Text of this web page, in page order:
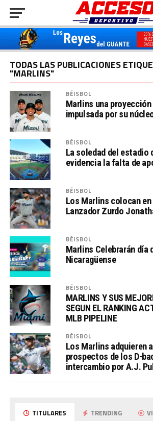
TODAS LAS PUBLICACIONES
"MARLINS"
BÉISBOL
Marlins una
impulsada por su
BÉISBOL
La soledad del estadio
evidencia la falta de
BÉISBOL
Los Marlins colocan
Lanzador Zurdo
BÉISBOL
Marlins Celebrarán día
Nicaragüense
BÉISBOL
MARLINS Y SUS
SEGUN EL RANKING
MLB PIPELINE
BÉISBOL
Los Marlins adquieren
prospectos de los D-
intercambio por A.J.
TITULARES TRENDING